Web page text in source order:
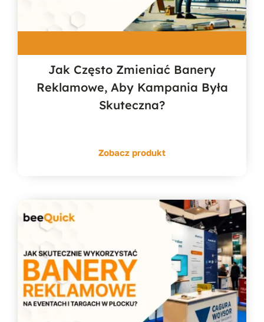
Jak Często Zmieniać Banery
Reklamowe, Aby Kampania Była
Skuteczna?
Zobacz produkt